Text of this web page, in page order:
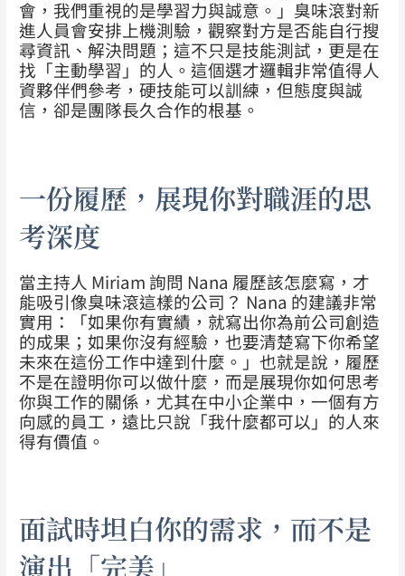
會，我們重視的是學習力與誠意。」臭味滾對新
進人員會安排上機測驗，觀察對方是否能自行搜
尋資訊、解決問題；這不只是技能測試，更是在
找「主動學習」的人。這個選才邏輯非常值得人
資夥伴們參考，硬技能可以訓練，但態度與誠
信，卻是團隊長久合作的根基。
一份履歷，展現你對職涯的思
考深度
當主持人 Miriam 詢問 Nana 履歷該怎麼寫，才
能吸引像臭味滾這樣的公司？ Nana 的建議非常
實用：「如果你有實績，就寫出你為前公司創造
的成果；如果你沒有經驗，也要清楚寫下你希望
未來在這份工作中達到什麼。」也就是說，履歷
不是在證明你可以做什麼，而是展現你如何思考
你與工作的關係，尤其在中小企業中，一個有方
向感的員工，遠比只說「我什麼都可以」的人來
得有價值。
面試時坦白你的需求，而不是
演出「完美」